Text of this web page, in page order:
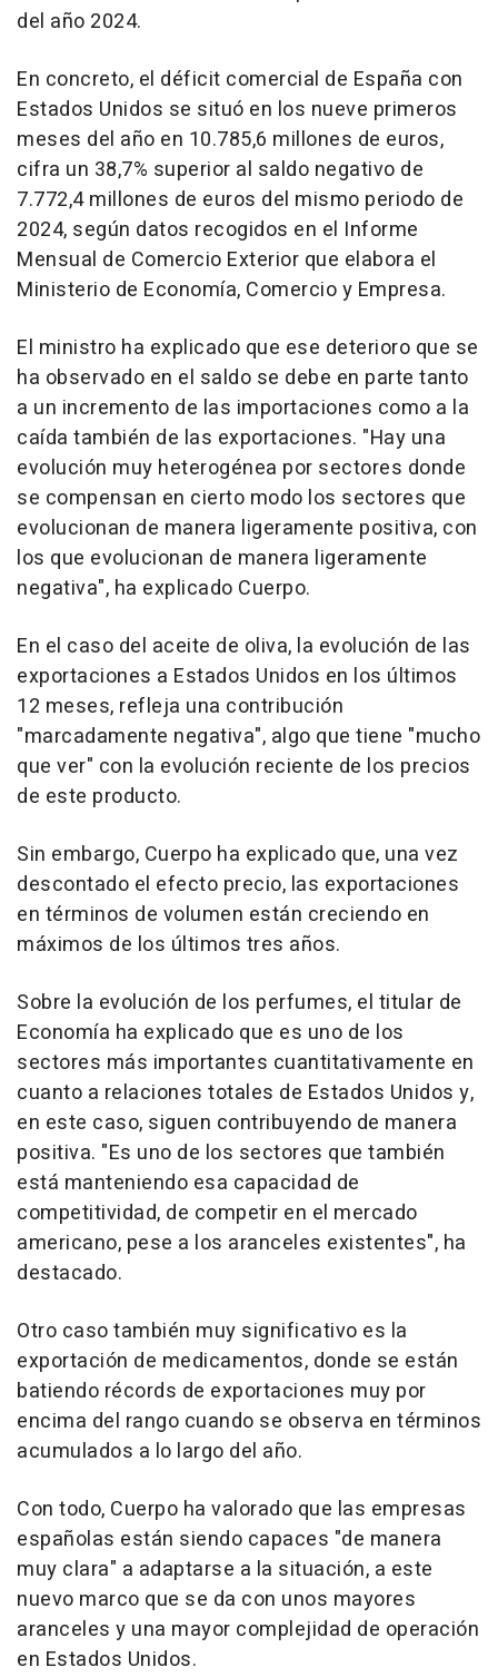
del año 2024.
En concreto, el déficit comercial de España con
Estados Unidos se situó en los nueve primeros
meses del año en 10.785,6 millones de euros,
cifra un 38,7% superior al saldo negativo de
7.772,4 millones de euros del mismo periodo de
2024, según datos recogidos en el Informe
Mensual de Comercio Exterior que elabora el
Ministerio de Economía, Comercio y Empresa.
El ministro ha explicado que ese deterioro que se
ha observado en el saldo se debe en parte tanto
a un incremento de las importaciones como a la
caída también de las exportaciones. "Hay una
evolución muy heterogénea por sectores donde
se compensan en cierto modo los sectores que
evolucionan de manera ligeramente positiva, con
los que evolucionan de manera ligeramente
negativa", ha explicado Cuerpo.
En el caso del aceite de oliva, la evolución de las
exportaciones a Estados Unidos en los últimos
12 meses, refleja una contribución
"marcadamente negativa", algo que tiene "mucho
que ver" con la evolución reciente de los precios
de este producto.
Sin embargo, Cuerpo ha explicado que, una vez
descontado el efecto precio, las exportaciones
en términos de volumen están creciendo en
máximos de los últimos tres años.
Sobre la evolución de los perfumes, el titular de
Economía ha explicado que es uno de los
sectores más importantes cuantitativamente en
cuanto a relaciones totales de Estados Unidos y,
en este caso, siguen contribuyendo de manera
positiva. "Es uno de los sectores que también
está manteniendo esa capacidad de
competitividad, de competir en el mercado
americano, pese a los aranceles existentes", ha
destacado.
Otro caso también muy significativo es la
exportación de medicamentos, donde se están
batiendo récords de exportaciones muy por
encima del rango cuando se observa en términos
acumulados a lo largo del año.
Con todo, Cuerpo ha valorado que las empresas
españolas están siendo capaces "de manera
muy clara" a adaptarse a la situación, a este
nuevo marco que se da con unos mayores
aranceles y una mayor complejidad de operación
en Estados Unidos.